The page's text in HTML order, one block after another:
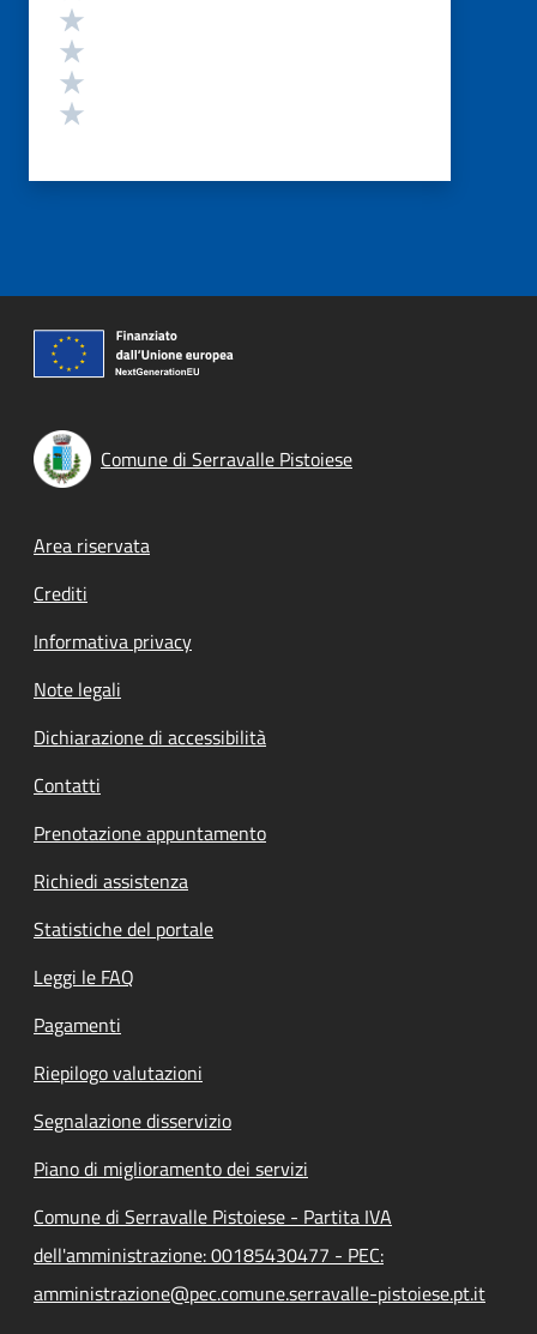
Comune di Serravalle Pistoiese
Footer menu
Area riservata
Crediti
Informativa privacy
Note legali
Dichiarazione di accessibilità
Contatti
Prenotazione appuntamento
Richiedi assistenza
Statistiche del portale
Leggi le FAQ
Pagamenti
Riepilogo valutazioni
Segnalazione disservizio
Piano di miglioramento dei servizi
Comune di Serravalle Pistoiese - Partita IVA
dell'amministrazione: 00185430477 - PEC:
amministrazione@pec.comune.serravalle-pistoiese.pt.it